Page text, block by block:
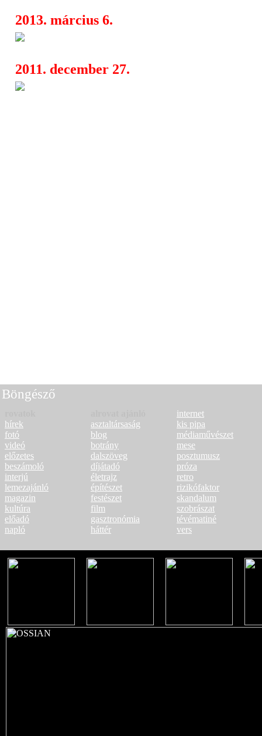
2013. március 6.
2011. december 27.
Böngésző
hírek
fotó
videó
előzetes
beszámoló
interjú
lemezajánló
magazin
kultúra
előadó
napló
asztaltársaság
blog
botrány
dalszöveg
díjátadó
életrajz
építészet
festészet
film
gasztronómia
háttér
internet
kis pipa
médiaművészet
mese
posztumusz
próza
retro
rizikófaktor
skandalum
szobrászat
tévématiné
vers